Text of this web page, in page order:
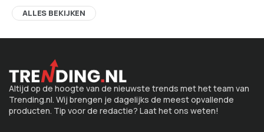
ALLES BEKIJKEN
Altijd op de hoogte van de nieuwste trends met het team van
Trending.nl. Wij brengen je dagelijks de meest opvallende
producten. Tip voor de redactie? Laat het ons weten!